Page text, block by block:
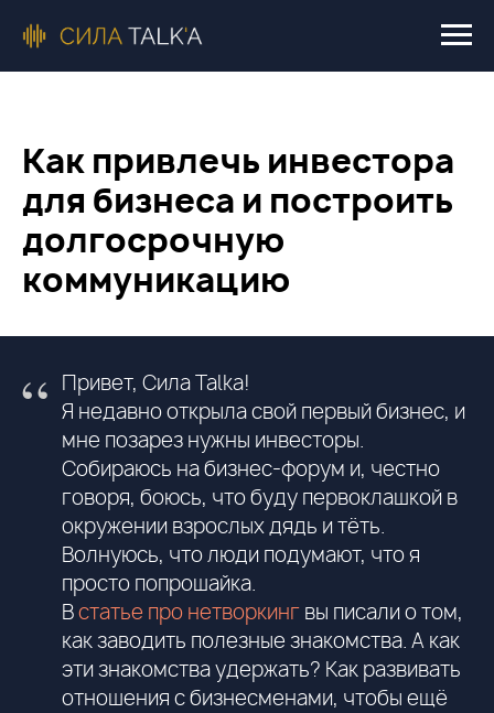
Как привлечь инвестора
для бизнеса и построить
долгосрочную
коммуникацию
“
Привет, Сила Talka!
Я недавно открыла свой первый бизнес, и
мне позарез нужны инвесторы.
Собираюсь на бизнес-форум и, честно
говоря, боюсь, что буду первоклашкой в
окружении взрослых дядь и тёть.
Волнуюсь, что люди подумают, что я
просто попрошайка.
Встатье про нетворкинг вы писали о том,
как заводить полезные знакомства. А как
эти знакомства удержать? Как развивать
отношения с бизнесменами, чтобы ещё